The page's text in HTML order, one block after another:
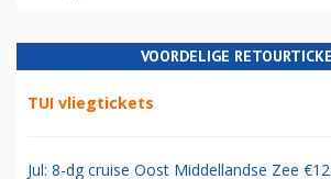
VOORDELIGE
TUI vliegtickets
Jul: 8-dg cruise Oost Middellandse Zee